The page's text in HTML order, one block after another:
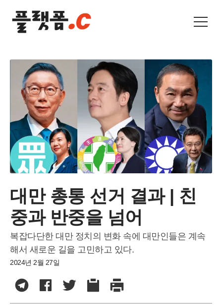
대만 총통 선거 결과 | 친
중과 반중을 넘어
복잡다단한 대만 정치의 변화 속에 대만인들은 계속
해서 새로운 길을 고민하고 있다.
2024년 2월 27일